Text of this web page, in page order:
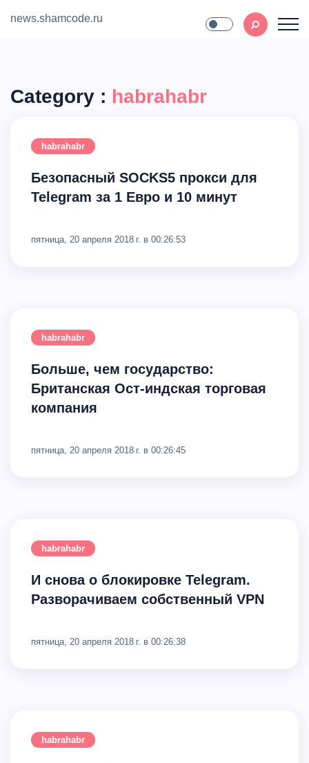
news.shamcode.ru
Category : habrahabr
habrahabr
Безопасный SOCKS5 прокси для
Telegram за 1 Евро и 10 минут
пятница, 20 апреля 2018 г. в 00:26:53
habrahabr
Больше, чем государство:
Британская Ост-индская торговая
компания
пятница, 20 апреля 2018 г. в 00:26:45
habrahabr
И снова о блокировке Telegram.
Разворачиваем собственный VPN
пятница, 20 апреля 2018 г. в 00:26:38
habrahabr